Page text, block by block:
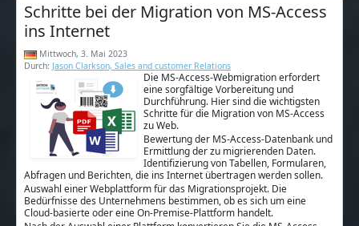
Schritte bei der Migration von MS-Access
ins Internet
Mittwoch, 3. Mai 2023
Durch: Jason Clarkson, Sales and customer Relations
Die MS-Access-Webmigration erfordert
eine sorgfältige Vorbereitung und
Durchführung. Hier sind die wichtigsten
Schritte für die Migration von MS-Access
zu Web.
Bewertung der MS-Access-Datenbank und
Ermittlung der zu migrierenden Daten.
Identifizierung von Tabellen, Formularen,
Abfragen und Berichten, die ins Internet übertragen werden sollen.
Auswahl einer Webplattform für das Migrationsprojekt. Die
Bedürfnisse des Unternehmens bestimmen, ob es sich um eine
Cloud-basierte oder eine On-Premise-Plattform handelt.